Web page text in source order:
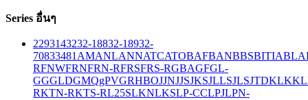
Series อื่นๆ
2293143232-18832-18932-
70833481 AMANLANNATCATOBAFBANBBSBITIABLA
RFNWFRNFRN-RFRSFRS-RGBAGFGL-
GGGLDGMQgPVGRHBOJJNJJSJKSJLLSJLSJTDKLK
RKTN-RKTS-RL25SLKNLKSLP-CCLPJLPN-